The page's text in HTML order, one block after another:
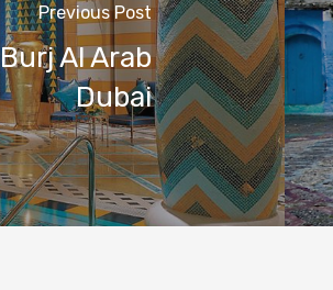
Previous Post
Al Arab
Dubai